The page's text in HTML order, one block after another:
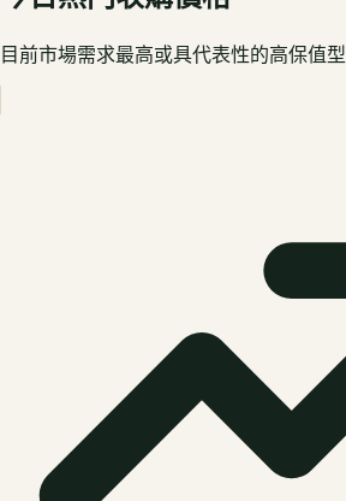
目前市場需求最高或具代表性的高保值